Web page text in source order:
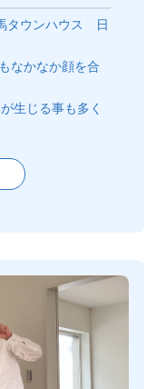
タウンハウス 日
なかなか顔を合
生じる事も多く